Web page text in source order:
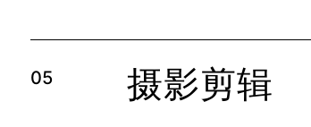
05 摄影剪辑